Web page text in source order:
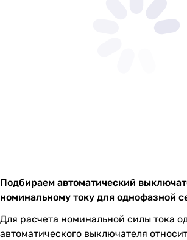
Подбираем автоматический
номинальному току для однофазной
Для расчета номинальной силы тока
автоматического выключателя